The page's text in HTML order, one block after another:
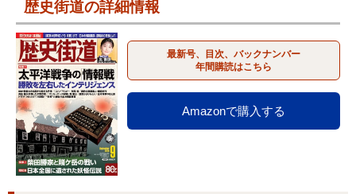
歴史街道の詳細情報
最新号、目次、バックナンバー
年間購読はこちら
Amazonで購入する